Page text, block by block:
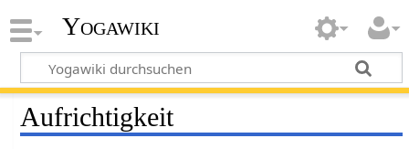
Yogawiki
Aufrichtigkeit